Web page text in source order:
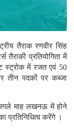
तैराक रणवीर सिंह
तैराकी प्रतियोगिता में
स्ट्रोक में रजत एवं 50
तीन पदकों पर कब्जा
अगले माह लखनऊ में होने
प्रतिनिधित्व करेंगे ।